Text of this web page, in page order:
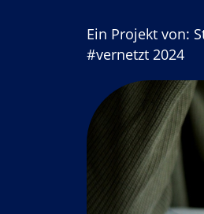
Ein Projekt von:
#vernetzt 2024